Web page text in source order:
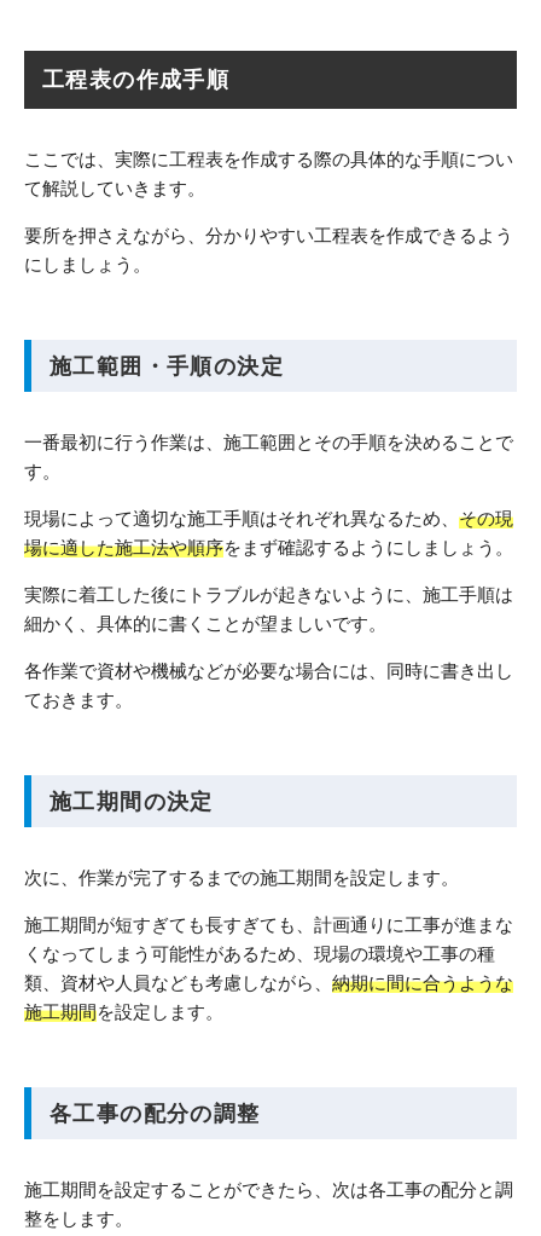
工程表の作成手順
ここでは、実際に工程表を作成する際の具体的な手順につい
て解説していきます。
要所を押さえながら、分かりやすい工程表を作成できるよう
にしましょう。
施工範囲・手順の決定
一番最初に行う作業は、施工範囲とその手順を決めることで
す。
現場によって適切な施工手順はそれぞれ異なるため、 その現
場に適した施工法や順序をまず確認するようにしましょう。
実際に着工した後にトラブルが起きないように、施工手順は
細かく、具体的に書くことが望ましいです。
各作業で資材や機械などが必要な場合には、同時に書き出し
ておきます。
施工期間の決定
次に、作業が完了するまでの施工期間を設定します。
施工期間が短すぎても長すぎても、計画通りに工事が進まな
くなってしまう可能性があるため、現場の環境や工事の種
類、資材や人員なども考慮しながら、 納期に間に合うような
施工期間を設定します。
各工事の配分の調整
施工期間を設定することができたら、次は各工事の配分と調
整をします。